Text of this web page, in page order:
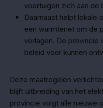
voertuigen zich aan de
Daarnaast helpt lokale
een warmtenet om de
verlagen. De provincie
beleid voor kunnen
Deze maatregelen
blijft uitbreiding van het
provincie volgt alle nieuwe